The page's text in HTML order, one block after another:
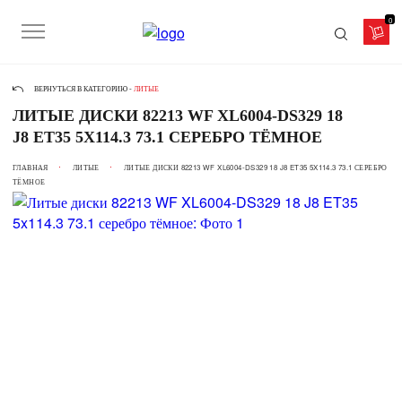
0
ВЕРНУТЬСЯ В КАТЕГОРИЮ - ЛИТЫЕ
ЛИТЫЕ ДИСКИ 82213 WF XL6004-DS329 18
J8 ET35 5X114.3 73.1 СЕРЕБРО ТЁМНОЕ
ГЛАВНАЯ ЛИТЫЕ
ЛИТЫЕ ДИСКИ 82213 WF XL6004-DS329 18 J8 ET35 5X114.3 73.1 СЕРЕБРО
ТЁМНОЕ